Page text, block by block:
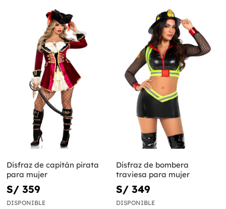
Disfraz de capitán pirata
para mujer
S/ 359
DISPONIBLE
Disfraz de bombera
traviesa para mujer
S/ 349
DISPONIBLE